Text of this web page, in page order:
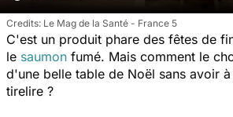
Le Mag de la Santé - France 5
C'est un produit phare des fêtes de
le saumon fumé. Mais comment le
d'une belle table de Noël sans avoir
tirelire ?